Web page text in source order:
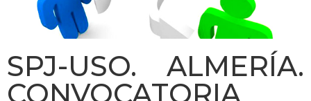
SPJ-USO. ALMERÍA.
CONVOCATORIA